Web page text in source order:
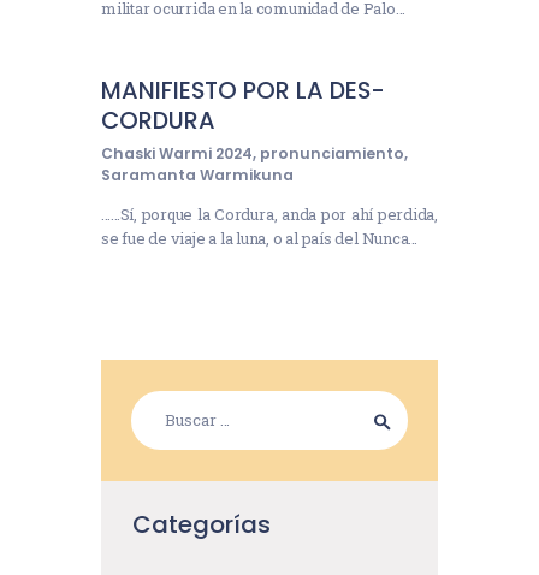
militar ocurrida en la comunidad de Palo…
MANIFIESTO POR LA DES-
CORDURA
Chaski Warmi 2024, pronunciamiento,
Saramanta Warmikuna
……Sí, porque la Cordura, anda por ahí perdida,
se fue de viaje a la luna, o al país del Nunca…
Categorías